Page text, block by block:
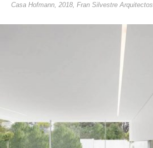
Casa Hofmann, 2018, Fran Silvestre Arquitectos